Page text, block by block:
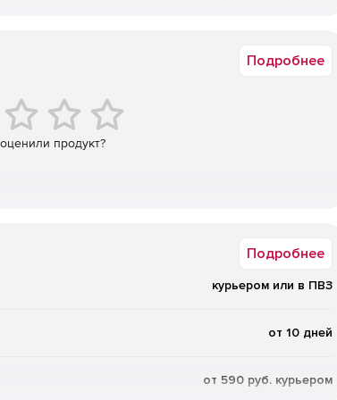
подтверждающие отсутствие программных закладок и
в комплекте со считывателем (ридером),
в помещения.
Подробнее
продукт?
Подробнее
курьером или в ПВЗ
от 10 дней
от 590 руб. курьером